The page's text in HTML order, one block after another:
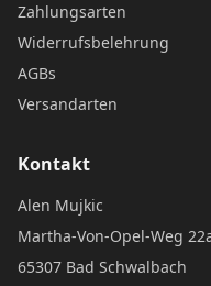
Zahlungsarten
Widerrufsbelehrung
AGBs
Versandarten
Kontakt
Alen Mujkic
Martha-Von-Opel-Weg
65307 Bad Schwalbach